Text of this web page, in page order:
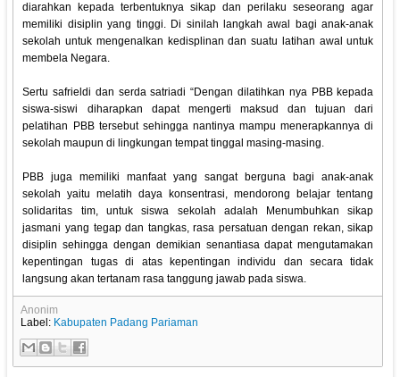
diarahkan kepada terbentuknya sikap dan perilaku seseorang agar
memiliki disiplin yang tinggi. Di sinilah langkah awal bagi anak-anak
sekolah untuk mengenalkan kedisplinan dan suatu latihan awal untuk
membela Negara.
Sertu safrieldi dan serda satriadi “Dengan dilatihkan nya PBB kepada
siswa-siswi diharapkan dapat mengerti maksud dan tujuan dari
pelatihan PBB tersebut sehingga nantinya mampu menerapkannya di
sekolah maupun di lingkungan tempat tinggal masing-masing.
PBB juga memiliki manfaat yang sangat berguna bagi anak-anak
sekolah yaitu melatih daya konsentrasi, mendorong belajar tentang
solidaritas tim, untuk siswa sekolah adalah Menumbuhkan sikap
jasmani yang tegap dan tangkas, rasa persatuan dengan rekan, sikap
disiplin sehingga dengan demikian senantiasa dapat mengutamakan
kepentingan tugas di atas kepentingan individu dan secara tidak
langsung akan tertanam rasa tanggung jawab pada siswa.
Anonim
Label: Kabupaten Padang Pariaman